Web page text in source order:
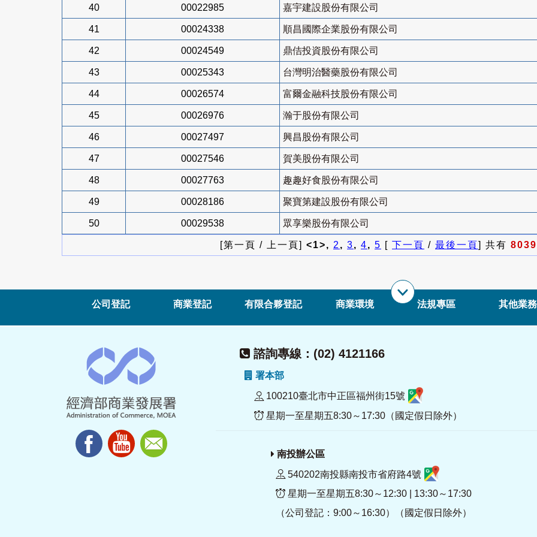
40 00022985 嘉宇建設股份有限公司
41 00024338 順昌國際企業股份有限公司
42 00024549 鼎佶投資股份有限公司
43 00025343 台灣明治醫藥股份有限公司
44 00026574 富爾金融科技股份有限公司
45 00026976 瀚于股份有限公司
46 00027497 興昌股份有限公司
47 00027546 賀美股份有限公司
48 00027763 趣趣好食股份有限公司
49 00028186 聚寶第建設股份有限公司
50 00029538 眾享樂股份有限公司
[第一頁 / 上一頁] <1>, 2, 3, 4, 5 [ 下一頁 / 最後一頁] 共有 8039
公司登記 商業登記 有限合夥登記 商業環境 法規專區 其他業務
諮詢專線：(02) 4121166
署本部
100210臺北市中正區福州街15號
星期一至星期五8:30～17:30（國定假日除外）
南投辦公區
540202南投縣南投市省府路4號
星期一至星期五8:30～12:30 | 13:30～17:30
（公司登記：9:00～16:30）（國定假日除外）